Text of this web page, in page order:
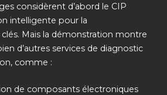
considèrent d’abord le CIP
intelligente pour la
Mais la démonstration montre
d’autres services de diagnostic
comme :
de composants électroniques